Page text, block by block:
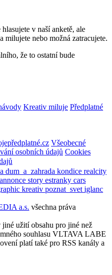
v naší anketě, ale
milujete nebo možná zatracujete.
že to ostatní bude
Kreativ miluje Předplatné
Všeobecné
osobních údajů Cookies
dum_a_zahrada kondice realcity
annonce story estranky cars
kreativ poznat_svet iglanc
a.s. všechna práva
užití obsahu pro jiné než
souhlasu VLTAVA LABE
platí také pro RSS kanály a